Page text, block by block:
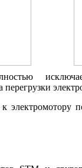
перегрузки
электромотору